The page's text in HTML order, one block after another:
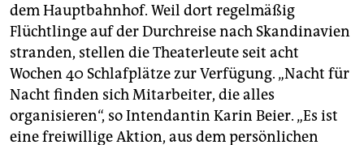
dem Hauptbahnhof. Weil dort regelmäßig
Flüchtlinge auf der Durchreise nach Skandinavien
stranden, stellen die Theaterleute seit acht
Wochen 40 Schlafplätze zur Verfügung. „Nacht für
Nacht finden sich Mitarbeiter, die alles
organisieren“, so Intendantin Karin Beier. „Es ist
eine freiwillige Aktion, aus dem persönlichen